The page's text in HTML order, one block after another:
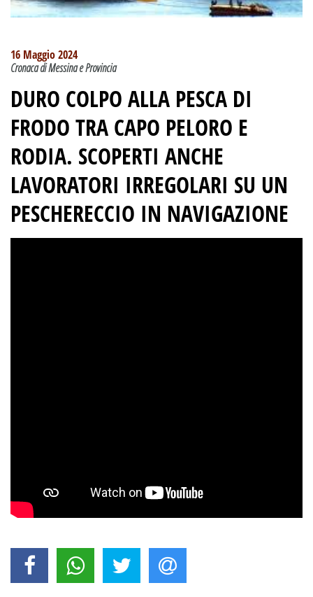
16 Maggio 2024
Cronaca di Messina e Provincia
DURO COLPO ALLA PESCA DI
FRODO TRA CAPO PELORO E
RODIA. SCOPERTI ANCHE
LAVORATORI IRREGOLARI SU UN
PESCHERECCIO IN NAVIGAZIONE